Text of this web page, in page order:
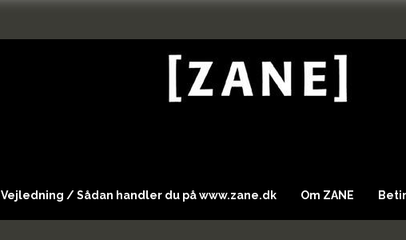
Vejledning / Sådan handler du på www.zane.dk Om ZANE